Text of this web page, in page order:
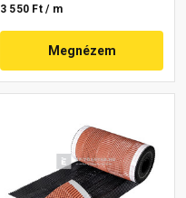
3 550 Ft / m
Megnézem